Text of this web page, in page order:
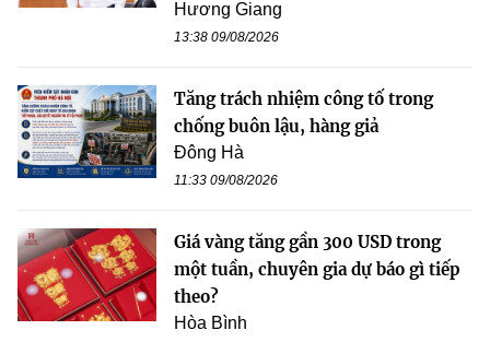
Hương Giang
13:38 09/08/2026
Tăng trách nhiệm công tố trong
chống buôn lậu, hàng giả
Đông Hà
11:33 09/08/2026
Giá vàng tăng gần 300 USD trong
một tuần, chuyên gia dự báo gì tiếp
theo?
Hòa Bình